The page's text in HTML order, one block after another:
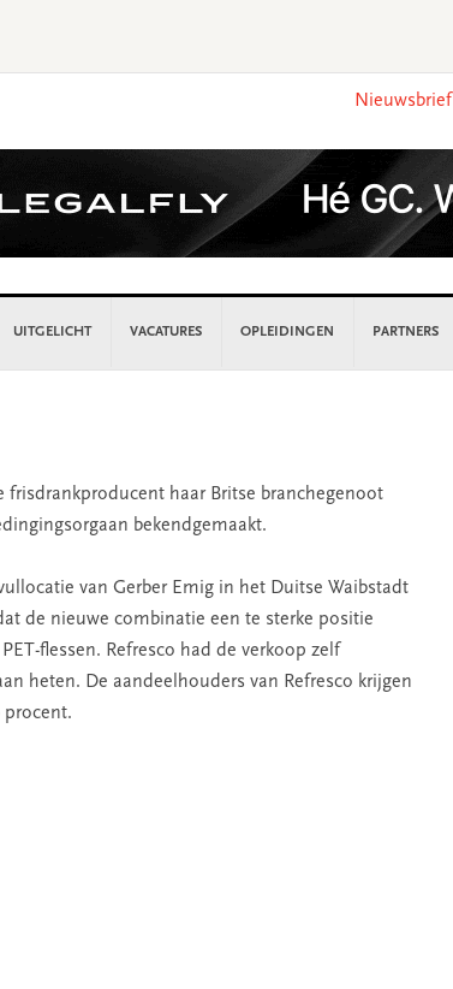
Nieuwsbrief
UITGELICHT VACATURES OPLEIDINGEN PARTNERS
haar Britse branchegenoot
bekendgemaakt.
van Gerber Emig in het Duitse Waibstadt
de nieuwe combinatie een te sterke positie
flessen. Refresco had de verkoop zelf
heten. De aandeelhouders van Refresco krijgen
procent.